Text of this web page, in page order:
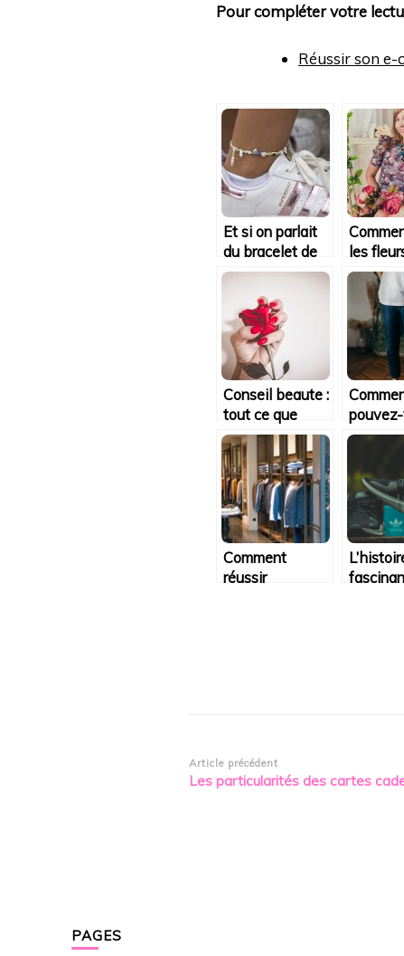
Pour compléter votre
Réussir son
Et si on parlait
du bracelet de
cheville?
les
mode?
Conseil beaute :
tout ce que
vous devez
savoir sur les
vernis OPI
choisir
Comment
réussir
Navigation
d’article
Article précédent
Les particularités des cartes
PAGES